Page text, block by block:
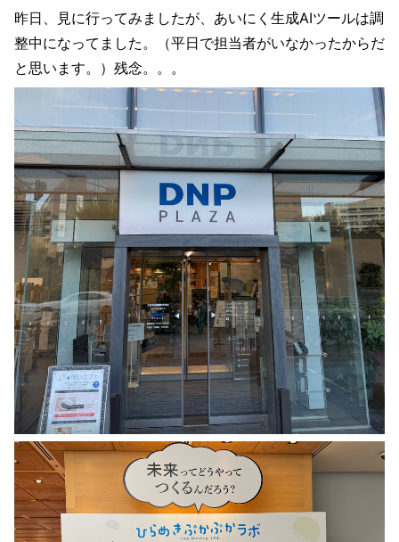
日)東京メトロ市ケ谷駅 ６番出口から徒
歩１分▶DNPプラザについて詳しくはプ
ロフィール(@dnpplaza)のリンク先をご
イデア発想 #関西万博 #STEAM教育 #ワ
ークショップ #DNPプラザ #大日本印刷 #
オープンイノベーション #実証実験 #市
京メトロ市ケ谷駅 ６番出口から徒歩１分▶DNP
プラザについて詳しくはプロフィール(@dnppla
za)のリンク先をご覧ください#いのちの遊び場
育 #ワークショップ #DNPプラザ #大日本印刷
#オープンイノベーション #実証実験 #市谷 #市
ヶ谷 #市ケ谷".
誰かのモヤモヤを解決するアイデアを考
えてみよう！というプログラム、引いた
カードによってアイデアを思いつくのが
AI」を使ってみることもできます✨ こ
とば、未来の技術、生成AI、いろんなも
のを使って試して、皆さんが考え抜いた
アイデアはきっとすばらしいものです👏
モヤモヤを解決するためのいろんな可能
性を一緒に考えていきましょう！本日も
DNPプラザでお待ちしております！【本
取り組みについて】私たちDNPは、現在
開催中の2025年日本国際博覧会（大
阪・関西万博）において、中島さち子プ
ロデューサーのシグネチャーパビリオン
「いのちの遊び場 クラゲ館」に協賛して
います。DNPでは、万博を契機にSTEA
M教育を推進し、未来を拓く力を育成す
る「まなび」の創出を目指しています。
この活動の一環として、参加者が他の人
のアイデアに触れながら、自分の未来を
描くこちらのプログラムを開発しまし
た。■DNPプラザ■営業時間 10:00-20:
00(休館日：日曜・年末年始・施設点検
日)東京メトロ市ケ谷駅 ６番出口から徒
歩１分▶DNPプラザについて詳しくはプ
ロフィール(@dnpplaza)のリンク先をご
覧ください#いのちの遊び場クラゲ館 #ア
イデア発想 #関西万博 #STEAM教育 #ワ
ークショップ #DNPプラザ #大日本印刷 #
オープンイノベーション #実証実験 #市
谷 #市ヶ谷 #市ケ谷"
プログラムコーナーは体験されましたか？「こ
とばカード」と「EXPOカード（未来の技術）」
をヒントに、誰かのモヤモヤを解決するアイデ
カードによってアイデアを思いつくのが難し
い・・・ということも。アイデアを考えるため
の補助ツールとして、「生成AI」を使ってみる
I、いろんなものを使って試して、皆さんが考え
抜いたアイデアはきっとすばらしいものです👏
モヤモヤを解決するためのいろんな可能性を一
緒に考えていきましょう！本日もDNPプラザで
お待ちしております！【本取り組みについて】
私たちDNPは、現在開催中の2025年日本国際博
覧会（大阪・関西万博）において、中島さち子
プロデューサーのシグネチャーパビリオン「い
のちの遊び場 クラゲ館」に協賛しています。D
NPでは、万博を契機にSTEAM教育を推進し、
未来を拓く力を育成する「まなび」の創出を目
指しています。この活動の一環として、参加者
が他の人のアイデアに触れながら、自分の未来
を描くこちらのプログラムを開発しました。■D
NPプラザ■営業時間 10:00-20:00(休館日：日
曜・年末年始・施設点検日)東京メトロ市ケ谷駅
６番出口から徒歩１分▶DNPプラザについて詳
しくはプロフィール(@dnpplaza)のリンク先を
ご覧ください#いのちの遊び場クラゲ館 #アイデ
ア発想 #関西万博 #STEAM教育 #ワークショッ
プ #DNPプラザ #大日本印刷 #オープンイノベ
ーション #実証実験 #市谷 #市ヶ谷 #市ケ谷".
昨日、見に行ってみましたが、あいにく生成AIツールは調
整中になってました。（平日で担当者がいなかったからだ
と思います。）残念。。。